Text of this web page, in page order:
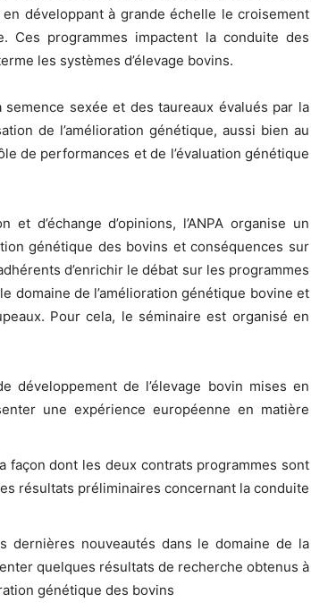
développant à grande échelle le croisement
Ces programmes impactent la conduite des
les systèmes d’élevage bovins.
sexée et des taureaux évalués par la
de l’amélioration génétique, aussi bien au
de performances et de l’évaluation génétique
d’échange d’opinions, l’ANPA organise un
génétique des bovins et conséquences sur
d’enrichir le débat sur les programmes
domaine de l’amélioration génétique bovine et
Pour cela, le séminaire est organisé en
développement de l’élevage bovin mises en
une expérience européenne en matière
façon dont les deux contrats programmes sont
résultats préliminaires concernant la conduite
dernières nouveautés dans le domaine de la
quelques résultats de recherche obtenus à
génétique des bovins